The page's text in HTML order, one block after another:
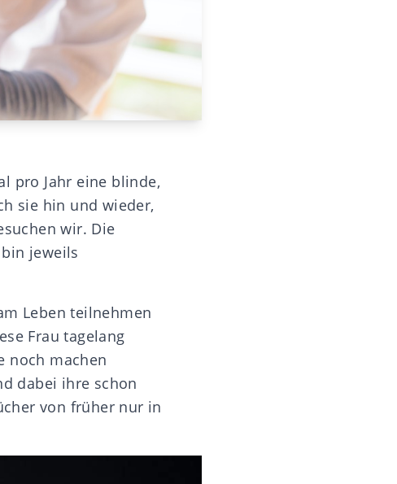
pro Jahr eine blinde,
sie hin und wieder,
wir. Die
jeweils
Leben teilnehmen
Frau tagelang
noch machen
dabei ihre schon
von früher nur in